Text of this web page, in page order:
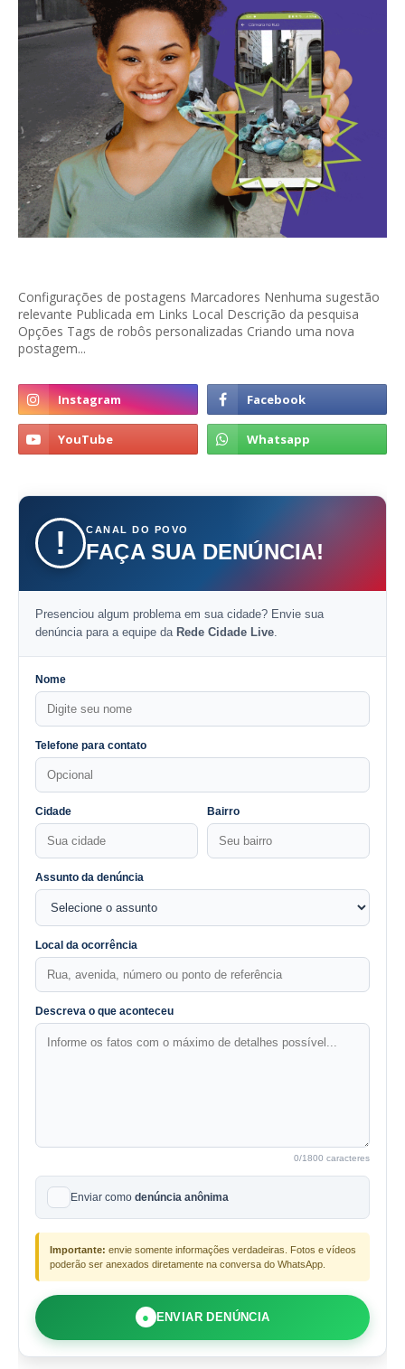
Configurações de postagens Marcadores Nenhuma sugestão
relevante Publicada em Links Local Descrição da pesquisa
Opções Tags de robôs personalizadas Criando uma nova
postagem...
! CANAL DO POVO
FAÇA SUA DENÚNCIA!
Presenciou algum problema em sua cidade? Envie sua
denúncia para a equipe da Rede Cidade Live
Nome
Telefone para contato
Cidade Bairro
Assunto da denúncia
Local da ocorrência
Descreva o que aconteceu
0/1800 caracteres
Enviar como denúncia anônima
Importante: envie somente informações verdadeiras. Fotos e vídeos
poderão ser anexados diretamente na conversa do WhatsApp.
● ENVIAR DENÚNCIA